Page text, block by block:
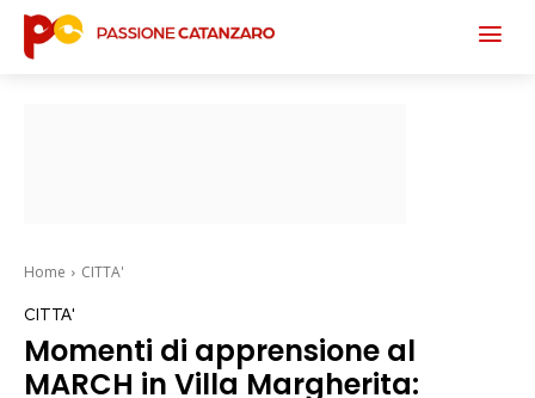
Home CITTA'
CITTA'
Momenti di apprensione al
MARCH in Villa Margherita: